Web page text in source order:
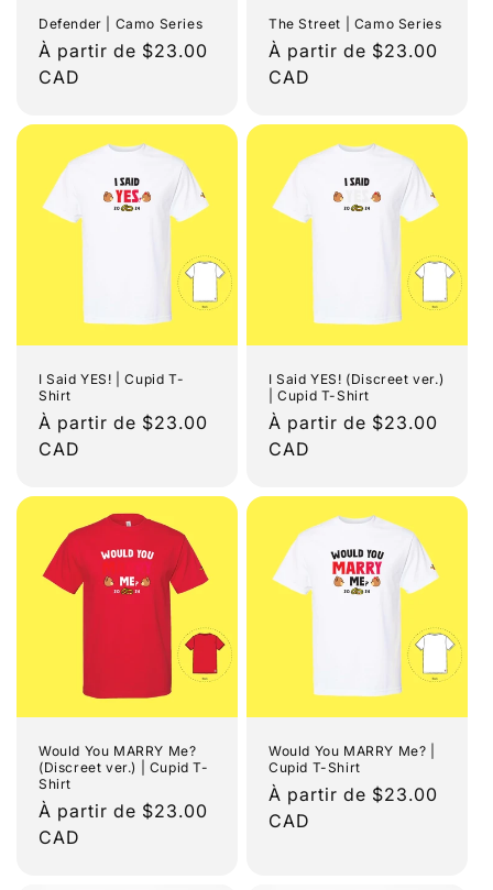
Defender | Camo Series
Prix
habituel
À partir de $23.00
CAD
The Street | Camo Series
Prix
habituel
À partir de $23.00
CAD
I Said YES! | Cupid T-
Shirt
Prix
habituel
À partir de $23.00
CAD
I Said YES! (Discreet ver.)
| Cupid T-Shirt
Prix
habituel
À partir de $23.00
CAD
Would You MARRY Me?
(Discreet ver.) | Cupid T-
Shirt
Prix
habituel
À partir de $23.00
CAD
Would You MARRY Me? |
Cupid T-Shirt
Prix
habituel
À partir de $23.00
CAD